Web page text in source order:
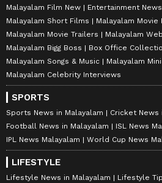
Malayalam Film New
Entertainment
Malayalam Short Films
Malayalam Movie
Malayalam Movie Trailers
Malayalam
Malayalam Bigg Boss
Box Office
Malayalam Songs & Music
Malayalam
Malayalam Celebrity Interviews
SPORTS
Sports News in Malayalam
Cricket News
Football News in Malayalam
ISL News
IPL News Malayalam
World Cup News
LIFESTYLE
Lifestyle News in Malayalam
Lifestyle